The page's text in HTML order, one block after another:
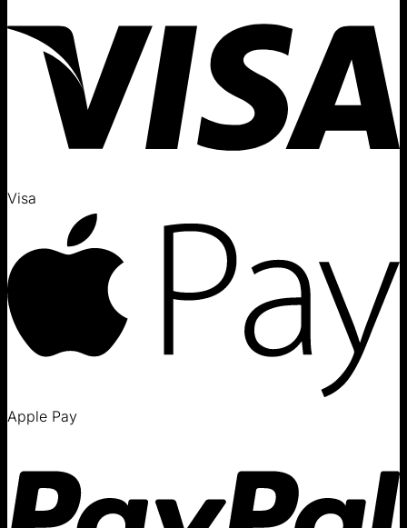
Visa
Apple Pay